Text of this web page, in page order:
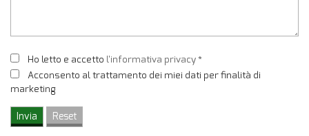
Ho letto e accetto l'informativa privacy*
Acconsento al trattamento dei miei dati per finalità di
marketing